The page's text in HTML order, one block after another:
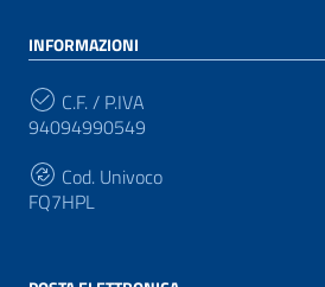
INFORMAZIONI
C.F. / P.IVA
94094990549
Cod. Univoco
FQ7HPL